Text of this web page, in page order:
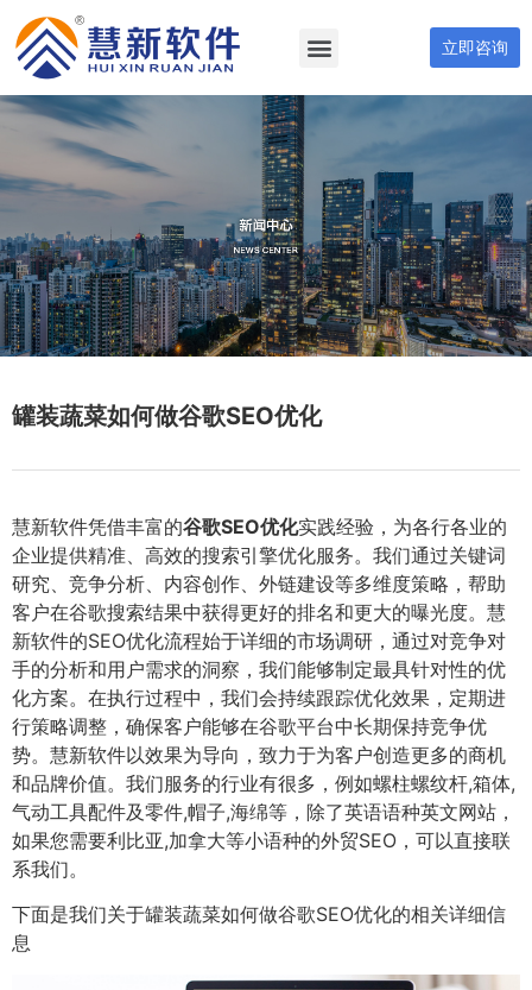
立即咨询
罐装蔬菜如何做谷歌SEO优化
慧新软件凭借丰富的谷歌SEO优化实践经验，为各行各业的
企业提供精准、高效的搜索引擎优化服务。我们通过关键词
研究、竞争分析、内容创作、外链建设等多维度策略，帮助
客户在谷歌搜索结果中获得更好的排名和更大的曝光度。慧
新软件的SEO优化流程始于详细的市场调研，通过对竞争对
手的分析和用户需求的洞察，我们能够制定最具针对性的优
化方案。在执行过程中，我们会持续跟踪优化效果，定期进
行策略调整，确保客户能够在谷歌平台中长期保持竞争优
势。慧新软件以效果为导向，致力于为客户创造更多的商机
和品牌价值。我们服务的行业有很多，例如螺柱螺纹杆,箱体,
气动工具配件及零件,帽子,海绵等，除了英语语种英文网站，
如果您需要利比亚,加拿大等小语种的外贸SEO，可以直接联
系我们。
下面是我们关于罐装蔬菜如何做谷歌SEO优化的相关详细信
息